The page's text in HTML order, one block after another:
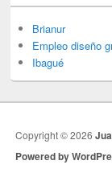
Brianur
Empleo diseño
Ibagué
Copyright © 2026
Powered by